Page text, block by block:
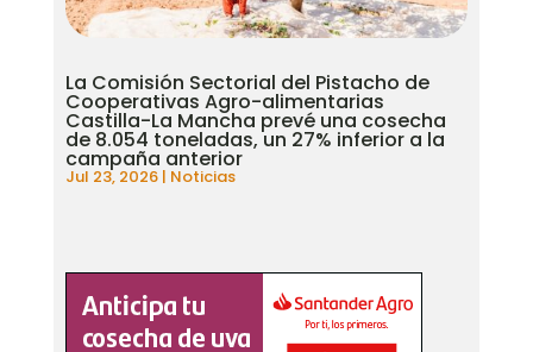
La Comisión Sectorial del Pistacho de
Cooperativas Agro-alimentarias
Castilla-La Mancha prevé una cosecha
de 8.054 toneladas, un 27% inferior a la
campaña anterior
Jul 23, 2026| Noticias